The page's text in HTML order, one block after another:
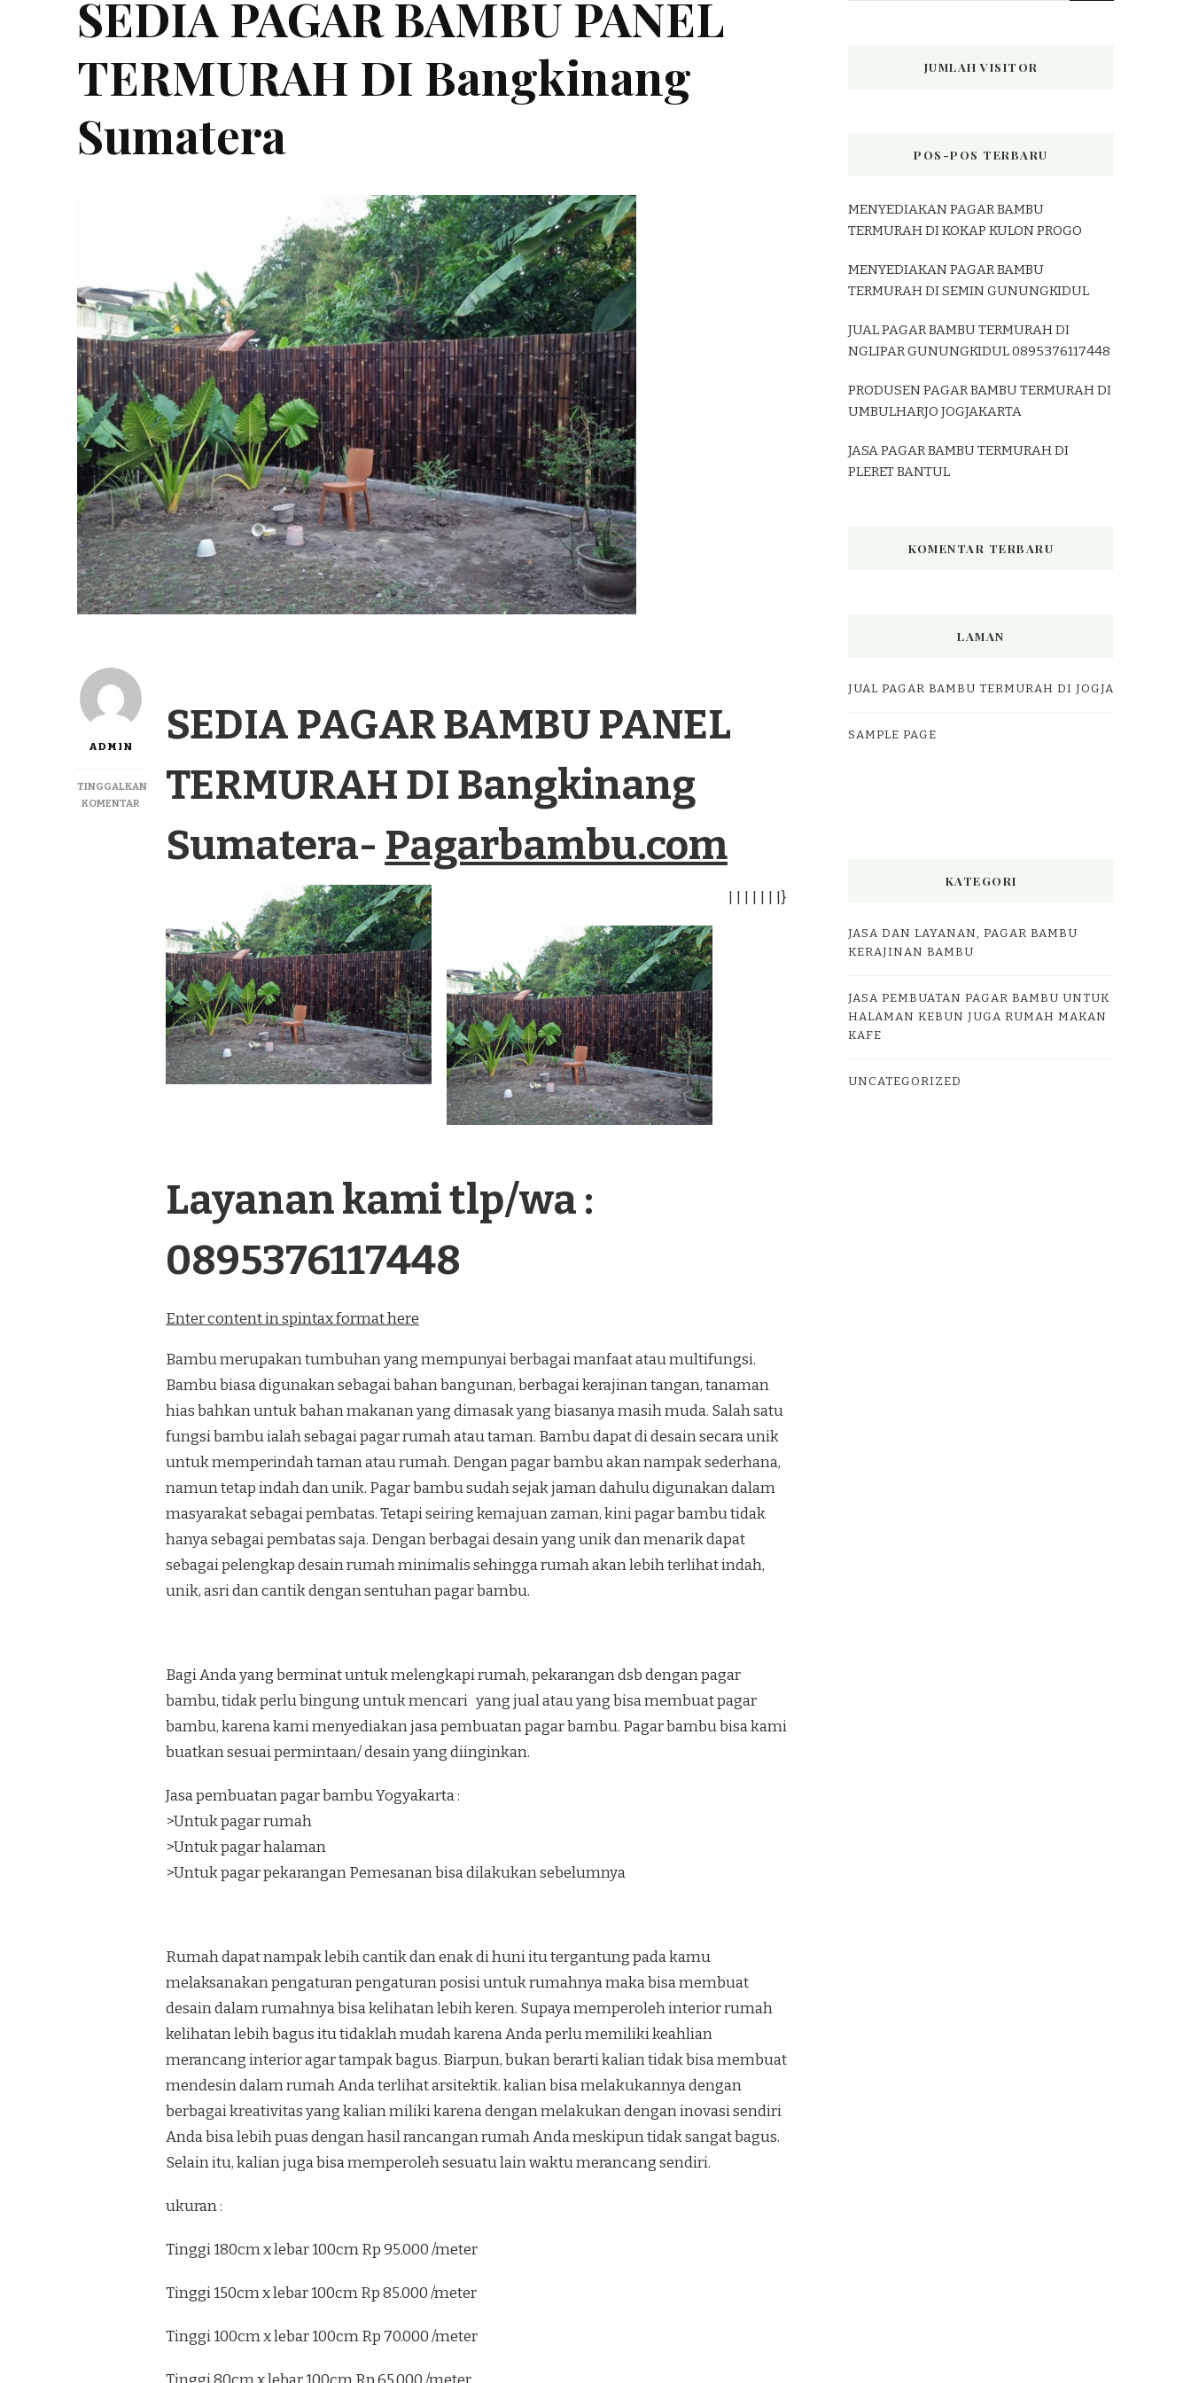
SEDIA PAGAR BAMBU PANEL
TERMURAH DI Bangkinang
Sumatera
ADMIN
TINGGALKAN
KOMENTARPADA
PAGAR
BAMBU
SUMATERA
SEDIA PAGAR BAMBU PANEL
TERMURAH DI Bangkinang
Sumatera- Pagarbambu.com
}
Layanan kami tlp/wa :
0895376117448
Enter content in spintax format here
Bambu merupakan tumbuhan yang mempunyai berbagai manfaat atau multifungsi.
Bambu biasa digunakan sebagai bahan bangunan, berbagai kerajinan tangan, tanaman
hias bahkan untuk bahan makanan yang dimasak yang biasanya masih muda. Salah satu
fungsi bambu ialah sebagai pagar rumah atau taman. Bambu dapat di desain secara unik
untuk memperindah taman atau rumah. Dengan pagar bambu akan nampak sederhana,
namun tetap indah dan unik. Pagar bambu sudah sejak jaman dahulu digunakan dalam
masyarakat sebagai pembatas. Tetapi seiring kemajuan zaman, kini pagar bambu tidak
hanya sebagai pembatas saja. Dengan berbagai desain yang unik dan menarik dapat
sebagai pelengkap desain rumah minimalis sehingga rumah akan lebih terlihat indah,
unik, asri dan cantik dengan sentuhan pagar bambu.
Bagi Anda yang berminat untuk melengkapi rumah, pekarangan dsb dengan pagar
bambu, tidak perlu bingung untuk mencari yang jual atau yang bisa membuat pagar
bambu, karena kami menyediakan jasa pembuatan pagar bambu. Pagar bambu bisa kami
buatkan sesuai permintaan/ desain yang diinginkan.
Jasa pembuatan pagar bambu Yogyakarta :
>Untuk pagar rumah
>Untuk pagar halaman
>Untuk pagar pekarangan Pemesanan bisa dilakukan sebelumnya
Rumah dapat nampak lebih cantik dan enak di huni itu tergantung pada kamu
melaksanakan pengaturan pengaturan posisi untuk rumahnya maka bisa membuat
desain dalam rumahnya bisa kelihatan lebih keren. Supaya memperoleh interior rumah
kelihatan lebih bagus itu tidaklah mudah karena Anda perlu memiliki keahlian
merancang interior agar tampak bagus. Biarpun, bukan berarti kalian tidak bisa membuat
mendesin dalam rumah Anda terlihat arsitektik. kalian bisa melakukannya dengan
berbagai kreativitas yang kalian miliki karena dengan melakukan dengan inovasi sendiri
Anda bisa lebih puas dengan hasil rancangan rumah Anda meskipun tidak sangat bagus.
Selain itu, kalian juga bisa memperoleh sesuatu lain waktu merancang sendiri.
ukuran :
Tinggi 180cm x lebar 100cm Rp 95.000 /meter
Tinggi 150cm x lebar 100cm Rp 85.000 /meter
Tinggi 100cm x lebar 100cm Rp 70.000 /meter
JUMLAH VISITOR
POS-POS TERBARU
MENYEDIAKAN PAGAR BAMBU
TERMURAH DI KOKAP KULON PROGO
MENYEDIAKAN PAGAR BAMBU
TERMURAH DI SEMIN GUNUNGKIDUL
JUAL PAGAR BAMBU TERMURAH DI
NGLIPAR GUNUNGKIDUL 0895376117448
PRODUSEN PAGAR BAMBU TERMURAH DI
UMBULHARJO JOGJAKARTA
JASA PAGAR BAMBU TERMURAH DI
PLERET BANTUL
KOMENTAR TERBARU
LAMAN
JUAL PAGAR BAMBU TERMURAH DI JOGJA
SAMPLE PAGE
KATEGORI
JASA DAN LAYANAN, PAGAR BAMBU
KERAJINAN BAMBU
JASA PEMBUATAN PAGAR BAMBU UNTUK
HALAMAN KEBUN JUGA RUMAH MAKAN
KAFE
UNCATEGORIZED